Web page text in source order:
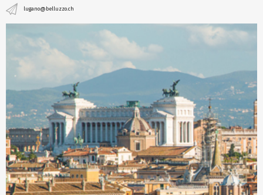
lugano@belluzzo.ch